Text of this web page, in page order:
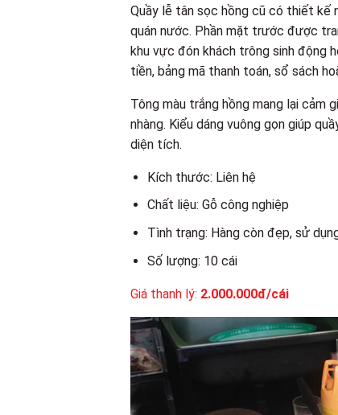
Quầy lễ tân sọc hồng cũ có thiết kế
quán nước. Phần mặt trước được
khu vực đón khách trông sinh động
tiền, bảng mã thanh toán, sổ sách
Tông màu trắng hồng mang lại cảm
nhàng. Kiểu dáng vuông gọn giúp
diện tích.
Kích thước: Liên hệ
Chất liệu: Gỗ công nghiệp
Tình trạng: Hàng còn đẹp, sử
Số lượng: 10 cái
Giá thanh lý: 2.000.000đ/cái